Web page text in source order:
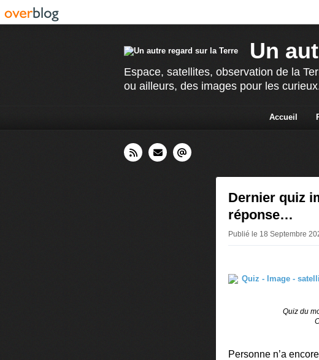
Un
Espace, satellites, observation de la
ou ailleurs, des images pour les
Accueil
Dernier quiz
réponse…
Publié le 18 Septembre
Quiz du
Personne n’a